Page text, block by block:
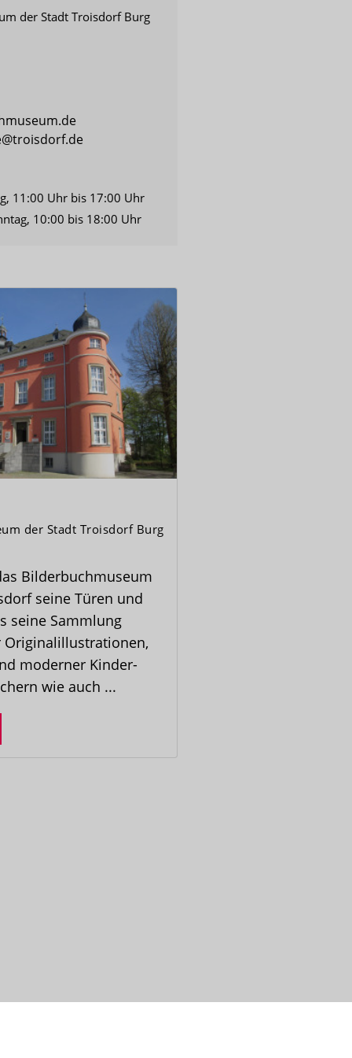
der Stadt Troisdorf Burg
11:00 Uhr bis 17:00 Uhr
10:00 bis 18:00 Uhr
der Stadt Troisdorf Burg
Bilderbuchmuseum
seine Türen und
seine Sammlung
Originalillustrationen,
moderner Kinder-
wie auch ...